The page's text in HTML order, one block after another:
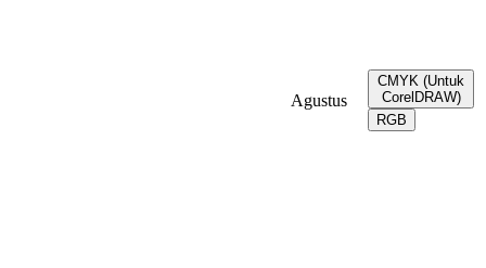
Agustus
CMYK (Untuk
CorelDRAW)
RGB